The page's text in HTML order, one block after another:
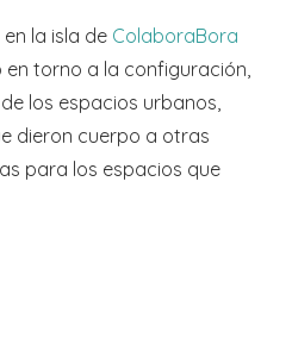
la isla de ColaboraBora
torno a la configuración,
los espacios urbanos,
dieron cuerpo a otras
para los espacios que